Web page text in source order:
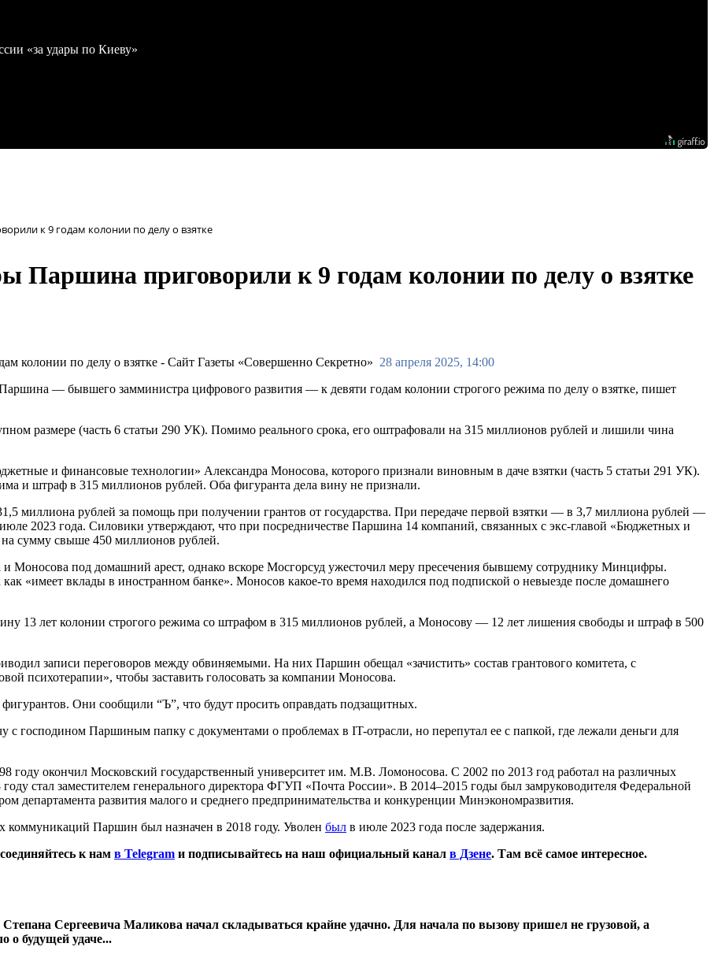
«за удары по Киеву»
к 9 годам колонии по делу о взятке
приговорили к 9 годам колонии по делу о взятке
28 апреля 2025, 14:00
— бывшего замминистра цифрового развития — к девяти годам колонии строгого режима по делу о взятке, пишет
размере (часть 6 статьи 290 УК). Помимо реального срока, его оштрафовали на 315 миллионов рублей и лишили чина
и финансовые технологии» Александра Моносова, которого признали виновным в даче взятки (часть 5 статьи 291 УК).
и штраф в 315 миллионов рублей. Оба фигуранта дела вину не признали.
миллиона рублей за помощь при получении грантов от государства. При передаче первой взятки — в 3,7 миллиона рублей —
2023 года. Силовики утверждают, что при посредничестве Паршина 14 компаний, связанных с экс-главой «Бюджетных и
сумму свыше 450 миллионов рублей.
под домашний арест, однако вскоре Мосгорсуд ужесточил меру пресечения бывшему сотруднику Минцифры.
«имеет вклады в иностранном банке». Моносов какое-то время находился под подпиской о невыезде после домашнего
13 лет колонии строгого режима со штрафом в 315 миллионов рублей, а Моносову — 12 лет лишения свободы и штраф в 500
записи переговоров между обвиняемыми. На них Паршин обещал «зачистить» состав грантового комитета, с
психотерапии», чтобы заставить голосовать за компании Моносова.
Они сообщили “Ъ”, что будут просить оправдать подзащитных.
с господином Паршиным папку с документами о проблемах в IT-отрасли, но перепутал ее с папкой, где лежали деньги для
окончил Московский государственный университет им. М.В. Ломоносова. С 2002 по 2013 год работал на различных
стал заместителем генерального директора ФГУП «Почта России». В 2014–2015 годы был замруководителя Федеральной
департамента развития малого и среднего предпринимательства и конкуренции Минэкономразвития.
коммуникаций Паршин был назначен в 2018 году. Уволен был в июле 2023 года после задержания.
к нам в Telegram и подписывайтесь на наш официальный канал в Дзене. Там всё самое интересное.
Сергеевича Маликова начал складываться крайне удачно. Для начала по вызову пришел не грузовой, а
о будущей удаче...